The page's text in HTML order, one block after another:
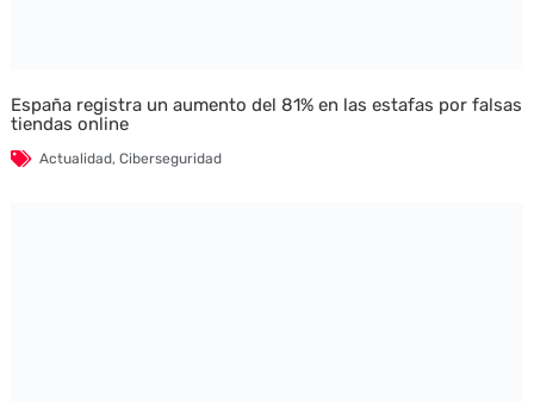
España registra un aumento del 81% en las estafas por falsas
tiendas online
Actualidad, Ciberseguridad